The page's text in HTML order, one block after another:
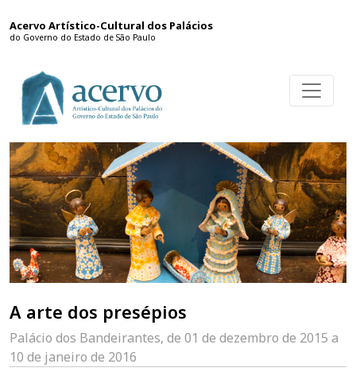
Acervo Artístico-Cultural dos Palácios
do Governo do Estado de São Paulo
A arte dos presépios
Palácio dos Bandeirantes, de 01 de dezembro de 2015 a
10 de janeiro de 2016